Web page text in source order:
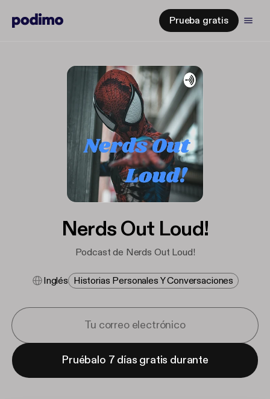
Prueba gratis
Nerds Out Loud!
Podcast de Nerds Out Loud!
Inglés Historias Personales Y Conversaciones
Pruébalo 7 días gratis durante